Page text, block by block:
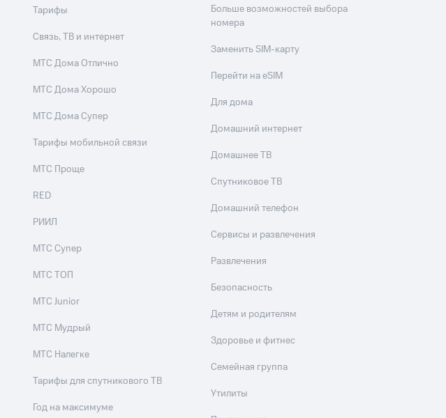
Тарифы
Связь, ТВ и интернет
МТС Дома Отлично
МТС Дома Хорошо
МТС Дома Супер
Тарифы мобильной связи
МТС Проще
RED
РИИЛ
МТС Супер
МТС ТОП
МТС Junior
МТС Мудрый
МТС Налегке
Тарифы для спутникового ТВ
Год на максимуме
Больше возможностей выбора
номера
Заменить SIM-карту
Перейти на eSIM
Для дома
Домашний интернет
Домашнее ТВ
Спутниковое ТВ
Домашний телефон
Сервисы и развлечения
Развлечения
Безопасность
Детям и родителям
Здоровье и фитнес
Семейная группа
Утилиты